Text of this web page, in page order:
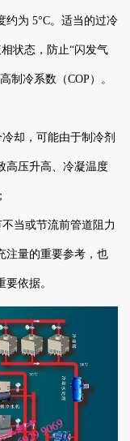
约为 5°C。适当的过冷
状态，防止“闪发气
制冷系数（COP）。
却，可能由于制冷剂
高压升高、冷凝温度
当或节流前管道阻力
注量的重要参考，也
依据。